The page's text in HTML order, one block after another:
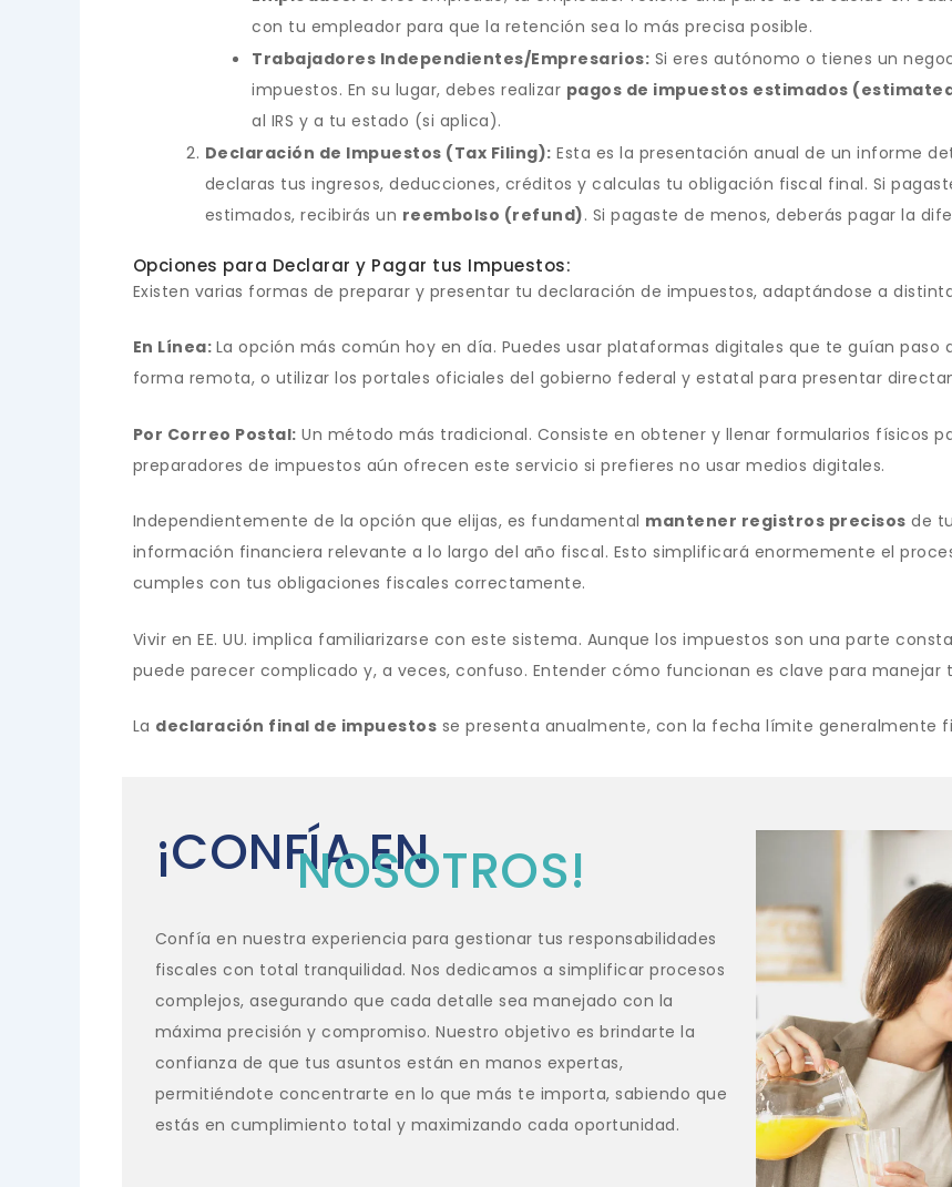
con tu empleador para que la retención sea lo más precisa posible.
Trabajadores Independientes/Empresarios: Si eres autónomo o tienes un
impuestos. En su lugar, debes realizar pagos de impuestos estimados
al IRS y a tu estado (si aplica).
Declaración de Impuestos (Tax Filing): Esta es la presentación anual de un informe
declaras tus ingresos, deducciones, créditos y calculas tu obligación fiscal final. Si
estimados, recibirás un reembolso (refund). Si pagaste de menos, deberás pagar la
Opciones para Declarar y Pagar tus Impuestos:
Existen varias formas de preparar y presentar tu declaración de impuestos, adaptándose a
En Línea: La opción más común hoy en día. Puedes usar plataformas digitales que te guían
forma remota, o utilizar los portales oficiales del gobierno federal y estatal para presentar
Por Correo Postal: Un método más tradicional. Consiste en obtener y llenar formularios físicos
preparadores de impuestos aún ofrecen este servicio si prefieres no usar medios digitales.
Independientemente de la opción que elijas, es fundamental mantener registros precisos de
información financiera relevante a lo largo del año fiscal. Esto simplificará enormemente el
cumples con tus obligaciones fiscales correctamente.
Vivir en EE. UU. implica familiarizarse con este sistema. Aunque los impuestos son una parte
puede parecer complicado y, a veces, confuso. Entender cómo funcionan es clave para manejar
La declaración final de impuestos se presenta anualmente, con la fecha límite generalmente
¡CONFÍA ENNOSOTROS!
Confía en nuestra experiencia para gestionar tus responsabilidades
fiscales con total tranquilidad. Nos dedicamos a simplificar procesos
complejos, asegurando que cada detalle sea manejado con la
máxima precisión y compromiso. Nuestro objetivo es brindarte la
confianza de que tus asuntos están en manos expertas,
permitiéndote concentrarte en lo que más te importa, sabiendo que
estás en cumplimiento total y maximizando cada oportunidad.